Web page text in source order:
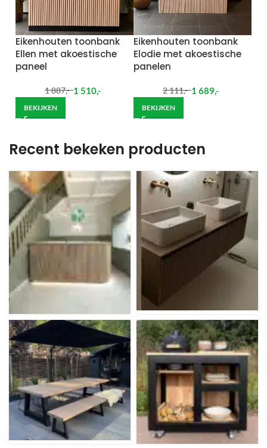
Eikenhouten toonbank
Ellen met akoestische
paneel
1 887,- 1 510,-
BEKIJKEN
Eikenhouten toonbank
Elodie met akoestische
panelen
2 111,- 1 689,-
BEKIJKEN
Recent bekeken producten